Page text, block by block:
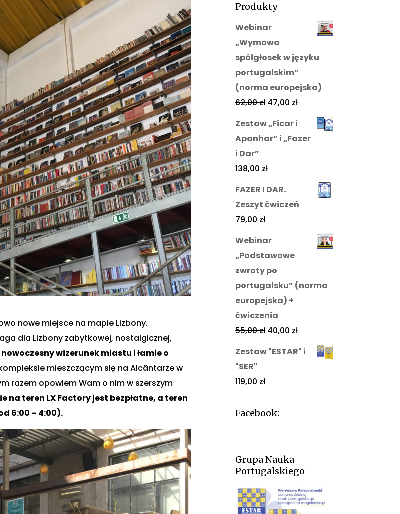
nowe miejsce na mapie Lizbony.
dla Lizbony zabytkowej, nostalgicznej,
wizerunek miastu i łamie o
mieszczącym się na Alcântarze w
razem opowiem Wam o nim w szerszym
na teren LX Factory jest bezpłatne, a teren
6:00 – 4:00).
Produkty
Webinar
„Wymowa
spółgłosek w języku
portugalskim”
(norma europejska)
62,00zł 47,00 zł
Zestaw „Ficar i
Apanhar” i „Fazer
i Dar”
138,00 zł
FAZER I DAR.
Zeszyt ćwiczeń
79,00 zł
Webinar
„Podstawowe
zwroty po
portugalsku” (norma
europejska) +
ćwiczenia
55,00zł 40,00 zł
Zestaw "ESTAR" i
"SER"
119,00 zł
Facebook:
Grupa Nauka
Portugalskiego